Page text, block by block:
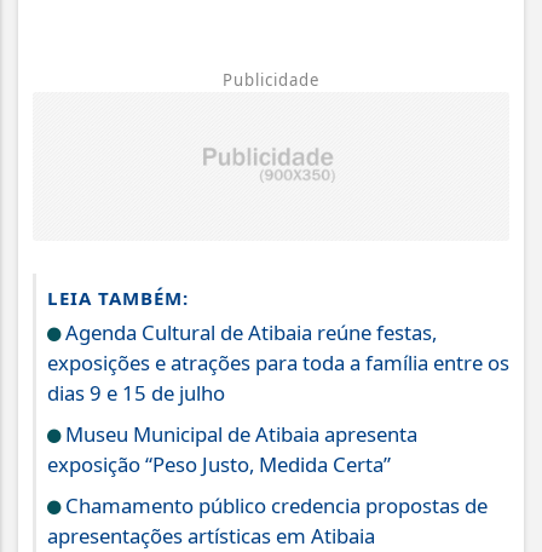
Publicidade
LEIA TAMBÉM:
Agenda Cultural de Atibaia reúne festas,
exposições e atrações para toda a família entre os
dias 9 e 15 de julho
Museu Municipal de Atibaia apresenta
exposição “Peso Justo, Medida Certa”
Chamamento público credencia propostas de
apresentações artísticas em Atibaia